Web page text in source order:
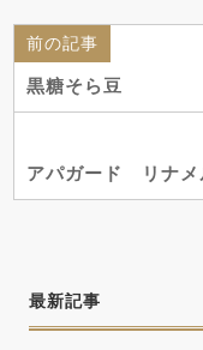
前の記事
黒糖そら豆
アパガード リナメ
最新記事